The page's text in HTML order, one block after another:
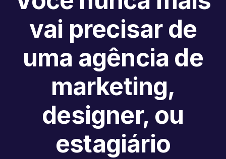
vai precisar de
uma agência de
marketing,
designer, ou
estagiário